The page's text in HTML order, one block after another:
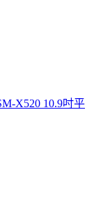
X520 10.9吋平